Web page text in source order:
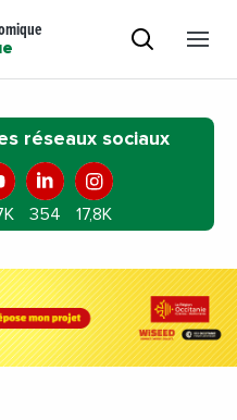
réseaux sociaux
354 17,8K